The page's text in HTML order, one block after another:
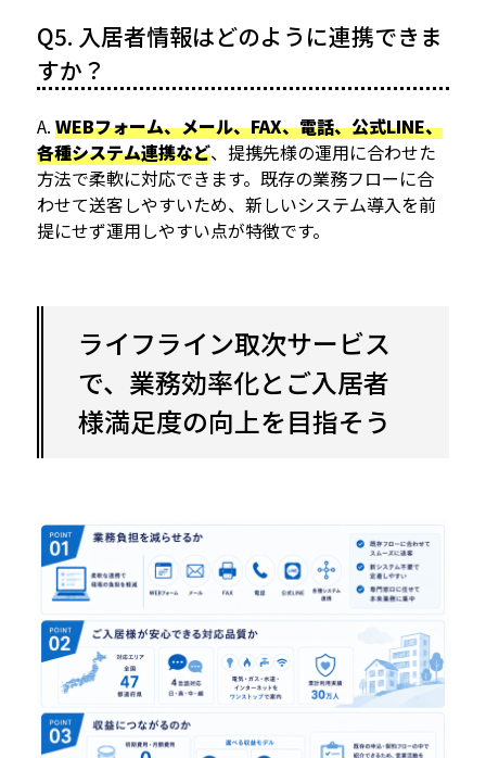
Q5. 入居者情報はどのように連携できま
すか？
A. WEBフォーム、メール、FAX、電話、公式LINE、
各種システム連携など、提携先様の運用に合わせた
方法で柔軟に対応できます。既存の業務フローに合
わせて送客しやすいため、新しいシステム導入を前
提にせず運用しやすい点が特徴です。
ライフライン取次サービス
で、業務効率化とご入居者
様満足度の向上を目指そう